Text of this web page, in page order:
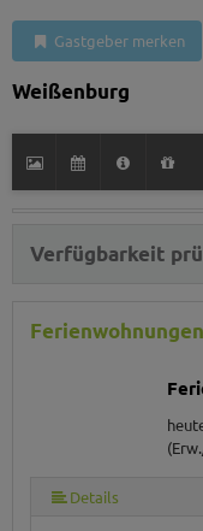
Gastgeber merken
Weißenburg
Verfügbarkeit
Details